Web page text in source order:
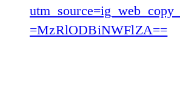
=MzRlODBiNWFlZA==